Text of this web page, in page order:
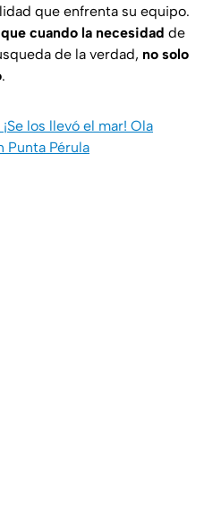
que enfrenta su equipo.
cuando la necesidad de
de la verdad, no solo
.
los llevó el mar! Ola
Punta Pérula